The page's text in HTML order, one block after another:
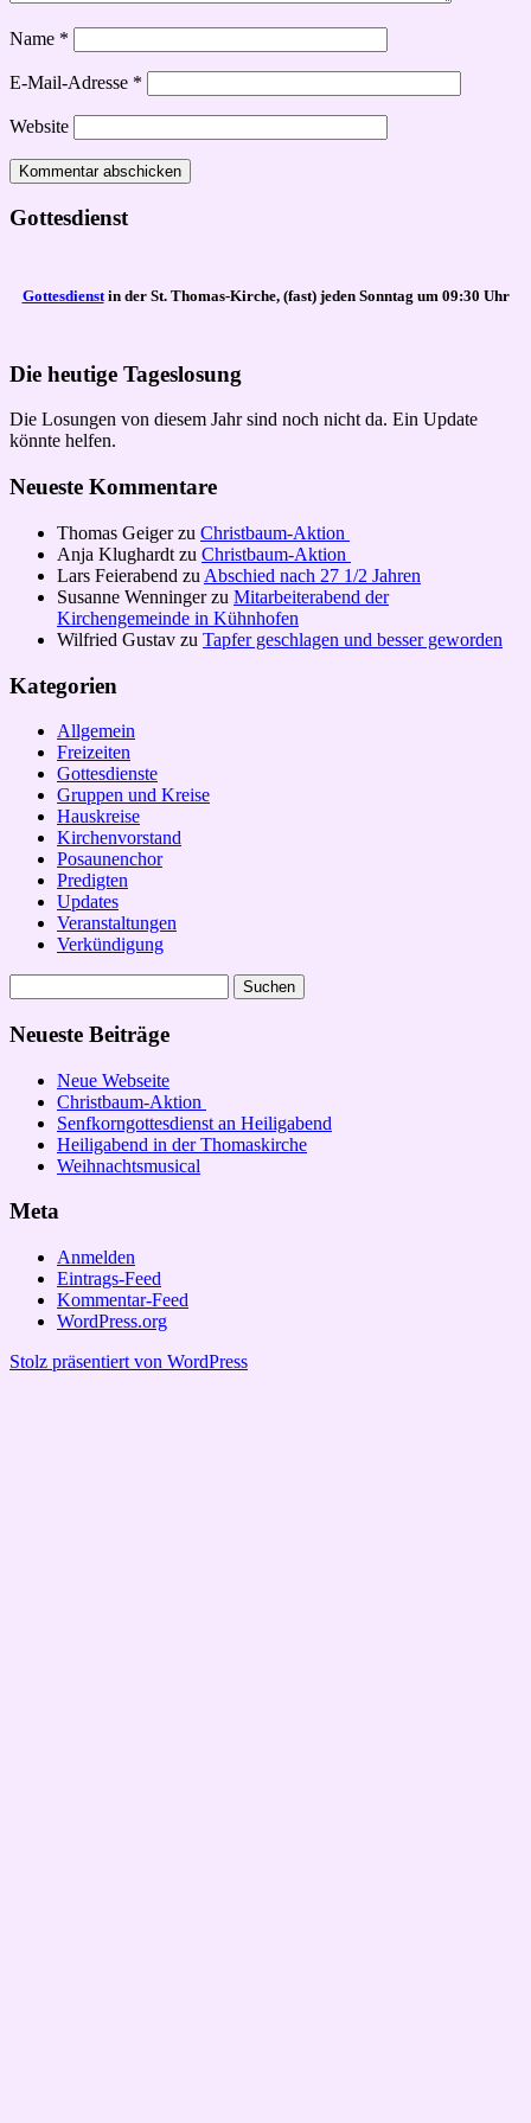
Name *
E-Mail-Adresse *
Website
Gottesdienst
Gottesdienstin der St. Thomas-Kirche, (fast) jeden Sonntag um 09:30 Uhr
Die heutige Tageslosung
Die Losungen von diesem Jahr sind noch nicht da. Ein Update
könnte helfen.
Neueste Kommentare
Thomas Geigerzu Christbaum-Aktion
Anja Klughardt zu Christbaum-Aktion
Lars Feierabend zu Abschied nach 27 1/2 Jahren
Susanne Wenningerzu Mitarbeiterabend der
Kirchengemeinde in Kühnhofen
Wilfried Gustav zu Tapfer geschlagen und besser geworden
Kategorien
Allgemein
Freizeiten
Gottesdienste
Gruppen und Kreise
Hauskreise
Kirchenvorstand
Posaunenchor
Predigten
Updates
Veranstaltungen
Verkündigung
nach:
Neueste Beiträge
Neue Webseite
Christbaum-Aktion
Senfkorngottesdienst an Heiligabend
Heiligabend in der Thomaskirche
Weihnachtsmusical
Meta
Anmelden
Eintrags-Feed
Kommentar-Feed
WordPress.org
Stolz präsentiert von WordPress